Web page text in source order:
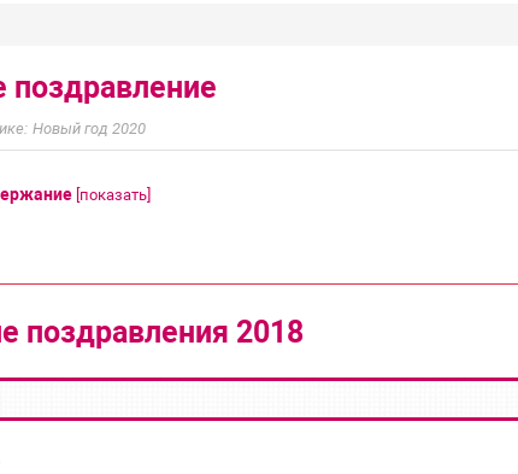
поздравление
Новый год 2020
[показать]
поздравления 2018